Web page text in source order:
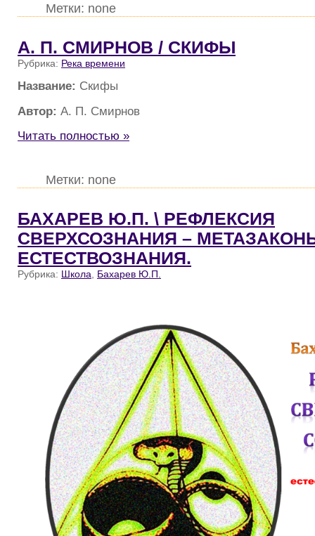
Метки: none
А. П. СМИРНОВ / СКИФЫ
Рубрика: Река времени
Название: Скифы
Автор: А. П. Смирнов
Читать полностью »
Метки: none
БАХАРЕВ Ю.П. \ РЕФЛЕКСИЯ
СВЕРХСОЗНАНИЯ –
ЕСТЕСТВОЗНАНИЯ.
Рубрика: Школа, Бахарев Ю.П.